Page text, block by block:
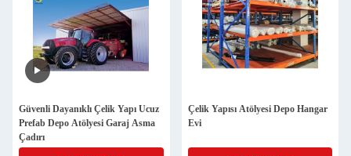
Güvenli Dayanıklı Çelik Yapı Ucuz
Prefab Depo Atölyesi Garaj Asma
Çadırı
Çelik Yapısı Atölyesi Depo Hangar
Evi